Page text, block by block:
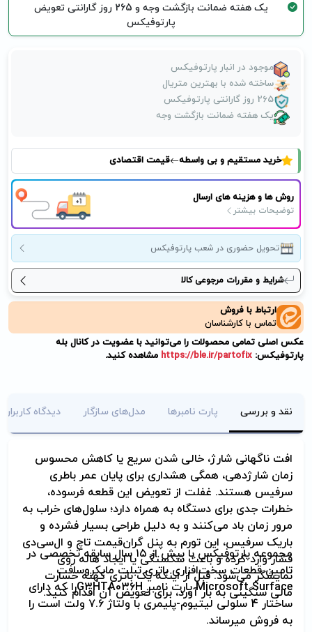
یک هفته ضمانت بازگشت وجه و 265 روز گارانتی تعویض
پارتوفیکس
موجود در انبار پارتوفیکس
ساخته شده با بهترین متریال
265 روز گارانتی پارتوفیکس
یک هفته ضمانت بازگشت وجه
خرید مستقیم و بی واسطه قیمت اقتصادی
روش ها و هزینه های ارسال
توضیحات بیشتر
تحویل حضوری در شعب پارتوفیکس
شرایط و مقررات مرجوعی کالا
ارتباط با فروش
تماس با کارشناسان
عکس اصلی تمامی محصولات را می‌توانید با عضویت در کانال بله
پارتوفیکس: https://ble.ir/partofix مشاهده کنید.
نقد و بررسی پارت نامبرها مدل‌های سازگار دیدگاه کاربران
افت ناگهانی شارژ، خالی شدن سریع یا کاهش محسوس
زمان شارژدهی، همگی هشداری برای پایان عمر باطری
سرفیس هستند. غفلت از تعویض این قطعه فرسوده،
خطرات جدی برای دستگاه به همراه دارد؛ سلول‌های خراب به
مرور زمان باد می‌کنند و به دلیل طراحی بسیار فشرده و
باریک سرفیس، این تورم به پنل گران‌قیمت تاچ و ال‌سی‌دی
فشار وارد کرده و باعث شکستگی یا ایجاد هاله روی
نمایشگر می‌شود. قبل از اینکه یک باتری کهنه خسارت
مالی سنگینی به بار آورد، برای تعویض آن اقدام کنید.
مجموعه پارتوفیکس با بیش از ۱۵ سال سابقه تخصصی در
تامین قطعات سخت‌افزاری باتری تبلت مایکروسافت
Microsoft Surface پارت نامبر G3HTA036Hرا که دارای
ساختار 4 سلولی لیتیوم-پلیمری با ولتاژ ۷.۶ ولت است را
به فروش می­رساند.